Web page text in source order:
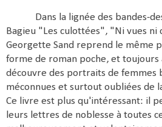
Dans la lignée des bandes-
Bagieu "Les culottées", "Ni vues ni
Georgette Sand reprend le même
forme de roman poche, et toujours
découvre des portraits de femmes
méconnues et surtout oubliées de
Ce livre est plus qu'intéressant: il
leurs lettres de noblesse à toutes